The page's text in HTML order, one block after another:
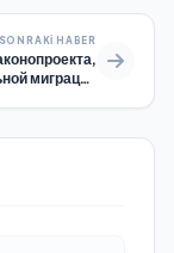
SONRAKI HABER
миграции